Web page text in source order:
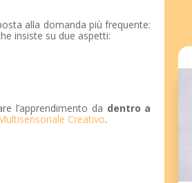
alla domanda più frequente:
insiste su due aspetti:
l’apprendimento da dentro a
Creativo.